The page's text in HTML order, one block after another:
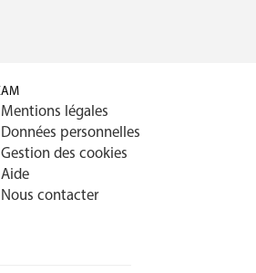
Mentions légales
Données personnelles
Gestion des cookies
Aide
Nous contacter